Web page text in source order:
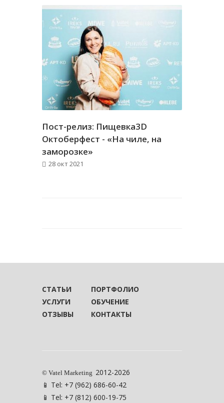
Пост-релиз: Пищевка3D
Октоберфест - «На чиле, на
заморозке»
28 окт 2021
СТАТЬИ
ПОРТФОЛИО
УСЛУГИ
ОБУЧЕНИЕ
ОТЗЫВЫ
КОНТАКТЫ
© Vatel Marketing 2012-2026
📱 Tel: +7 (962) 686-60-42
📱 Tel: +7 (812) 600-19-75